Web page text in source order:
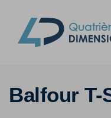
Balfour T-